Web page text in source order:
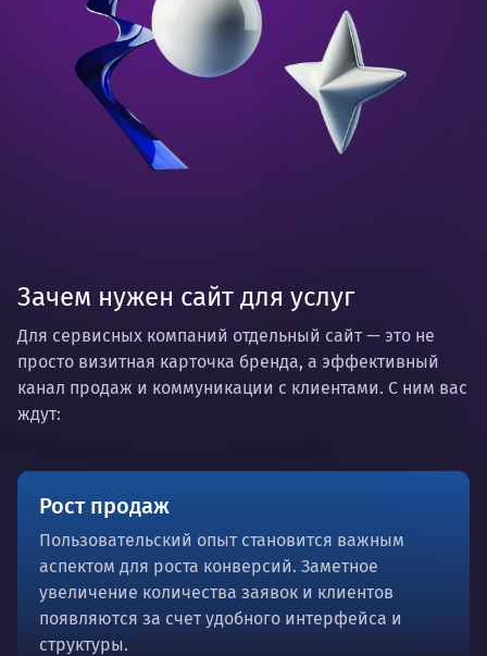
Зачем нужен сайт для услуг
Для сервисных компаний отдельный сайт — это не
просто визитная карточка бренда, а эффективный
канал продаж и коммуникации с клиентами. С ним вас
ждут:
Рост продаж
Пользовательский опыт становится важным
аспектом для роста конверсий. Заметное
увеличение количества заявок и клиентов
появляются за счет удобного интерфейса и
структуры.